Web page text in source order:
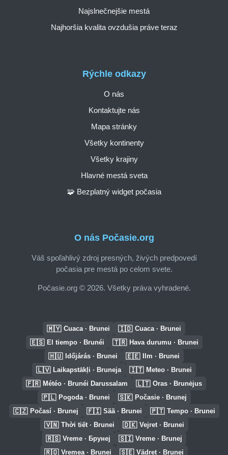
O nás Počasie.org
Váš spoľahlivý zdroj presných, živých predpovedí
počasia pre mestá po celom svete.
Počasie.org © 2026. Všetky práva vyhradené.
Rýchle odkazy
O nás
Kontaktujte nás
Mapa stránky
Všetky kontinenty
Všetky krajiny
Hlavné mestá sveta
🧩 Bezplatný widget počasia
Najslnečnejšie mestá
Najhoršia kvalita ovzdušia práve teraz
🇲🇾 Cuaca · Brunei 🇮🇩 Cuaca · Brunei
🇪🇸 El tiempo · Brunéi 🇹🇷 Hava durumu · Brunei
🇭🇺 Időjárás · Brunei 🇪🇪 Ilm · Brunei
🇱🇻 Laikapstākļi · Bruneja 🇮🇹 Meteo · Brunei
🇫🇷 Météo · Brunéi Darussalam 🇱🇹 Oras · Brunėjus
🇵🇱 Pogoda · Brunei 🇸🇰 Počasie · Brunej
🇨🇿 Počasí · Brunej 🇫🇮 Sää · Brunei 🇵🇹 Tempo · Brunei
🇻🇳 Thời tiết · Brunei 🇩🇰 Vejret · Brunei
🇷🇸 Vreme · Брунеј 🇸🇮 Vreme · Brunej
🇷🇴 Vremea · Brunei 🇸🇪 Vädret · Brunei